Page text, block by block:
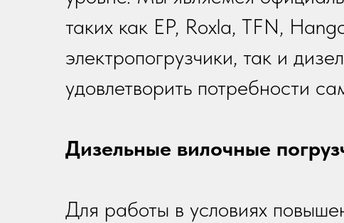
таких как EP, Roxla, TFN,
электропогрузчики, так и
удовлетворить потребности
Дизельные вилочные
Для работы в условиях